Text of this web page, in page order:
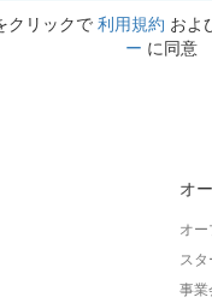
クリックで 利用規約 およ
ー に同意
オ
オ
ス
事業